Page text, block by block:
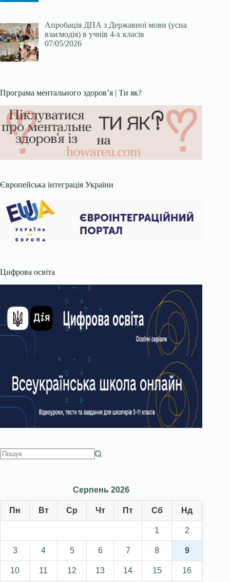
Апробація ДПА з Державної мови (усна
взаємодія) в учнів 4-х класів
07/05/2026
Програма ментального здоров’я | Ти як?
Європейська інтеграція України
Цифрова освіта
Серпень 2026
Пн Вт Ср Чт Пт Сб Нд
1 2
3 4 5 6 7 8 9
10 11 12 13 14 15 16